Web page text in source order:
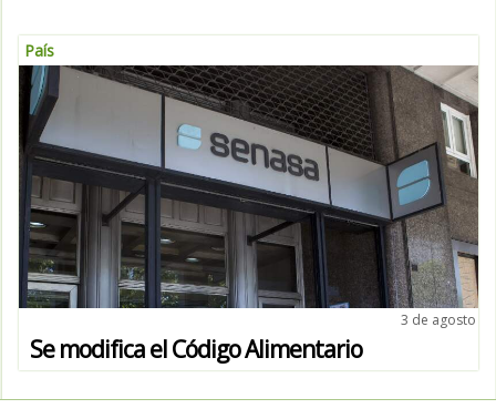
País
3 de agosto
Se modifica el Código Alimentario